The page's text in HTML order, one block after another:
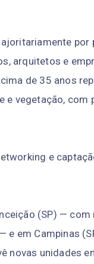
arquitetos e
de 35 anos
e vegetação,
e
(SP) —
e em Campinas
novas unidades